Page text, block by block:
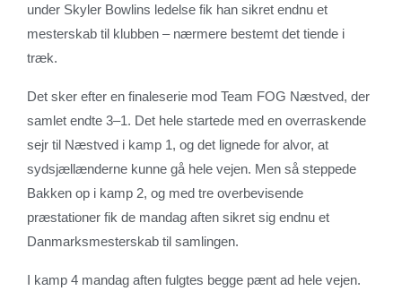
under Skyler Bowlins ledelse fik han sikret endnu et
mesterskab til klubben – nærmere bestemt det tiende i
træk.
Det sker efter en finaleserie mod Team FOG Næstved, der
samlet endte 3–1. Det hele startede med en overraskende
sejr til Næstved i kamp 1, og det lignede for alvor, at
sydsjællænderne kunne gå hele vejen. Men så steppede
Bakken op i kamp 2, og med tre overbevisende
præstationer fik de mandag aften sikret sig endnu et
Danmarksmesterskab til samlingen.
I kamp 4 mandag aften fulgtes begge pænt ad hele vejen.